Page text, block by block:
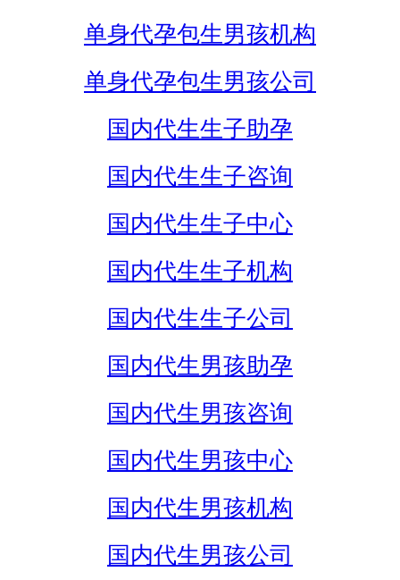
单身代孕包生男孩机构
单身代孕包生男孩公司
国内代生生子助孕
国内代生生子咨询
国内代生生子中心
国内代生生子机构
国内代生生子公司
国内代生男孩助孕
国内代生男孩咨询
国内代生男孩中心
国内代生男孩机构
国内代生男孩公司